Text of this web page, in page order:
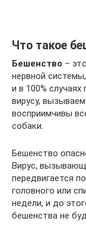
Что такое
Бешенство –
нервной
и в 100%
вирусу,
восприимчивы
собаки.
Бешенство
Вирус,
передвигается
головного или
недели, и до
бешенства не